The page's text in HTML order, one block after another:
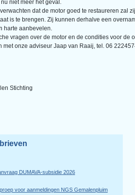
niet meer het geval.
dat de motor goed te restaureren zal
is te brengen. Zij kunnen derhalve een
harte aanbevelen.
vragen over de motor en de condities voor de
met onze adviseur Jaap van Raaij, tel. 06
Stichting
DUMAVA-subsidie 2026
voor aanmeldingen NGS Gemalenpluim